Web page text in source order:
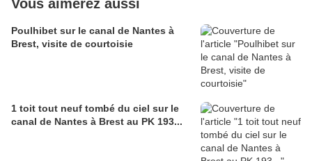
Vous aimerez aussi
Poulhibet sur le canal de Nantes à
Brest, visite de courtoisie
1 toit tout neuf tombé du ciel sur le
canal de Nantes à Brest au PK 193...